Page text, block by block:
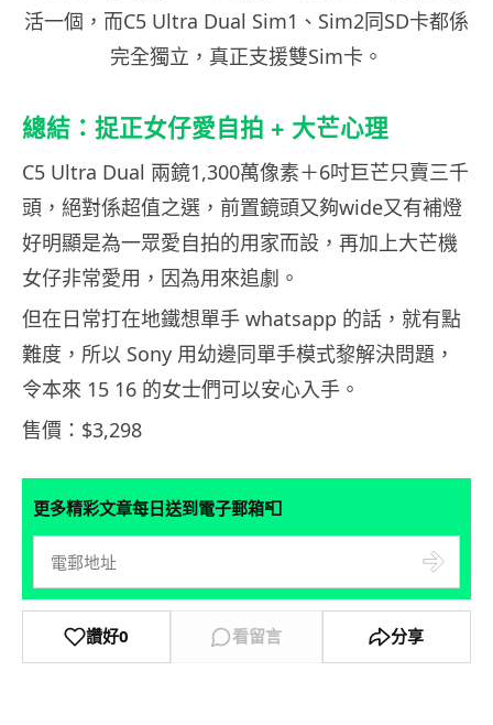
活一個，而C5 Ultra Dual Sim1、Sim2同SD卡都係
完全獨立，真正支援雙Sim卡。
總結：捉正女仔愛自拍 + 大芒心理
C5 Ultra Dual 兩鏡1,300萬像素＋6吋巨芒只賣三千
頭，絕對係超值之選，前置鏡頭又夠wide又有補燈
好明顯是為一眾愛自拍的用家而設，再加上大芒機
女仔非常愛用，因為用來追劇。
但在日常打在地鐵想單手 whatsapp 的話，就有點
難度，所以 Sony 用幼邊同單手模式黎解決問題，
令本來 15 16 的女士們可以安心入手。
售價：$3,298
更多精彩文章每日送到電子郵箱📮
讚好0 看留言 分享